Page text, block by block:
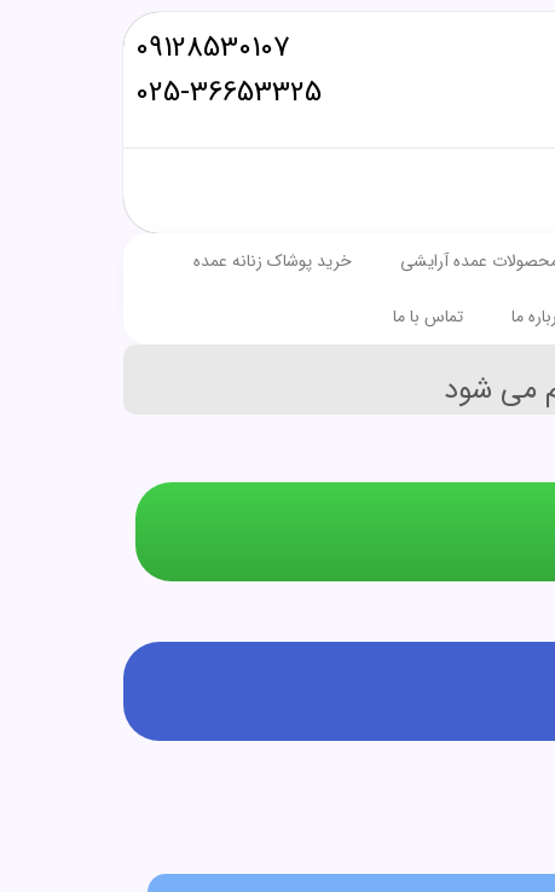
025-36653325
09128530107
عمده آرایشی خرید پوشاک زنانه عمده
ما تماس با ما
می شود